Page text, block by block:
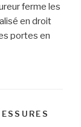
ferme les
en droit
portes en